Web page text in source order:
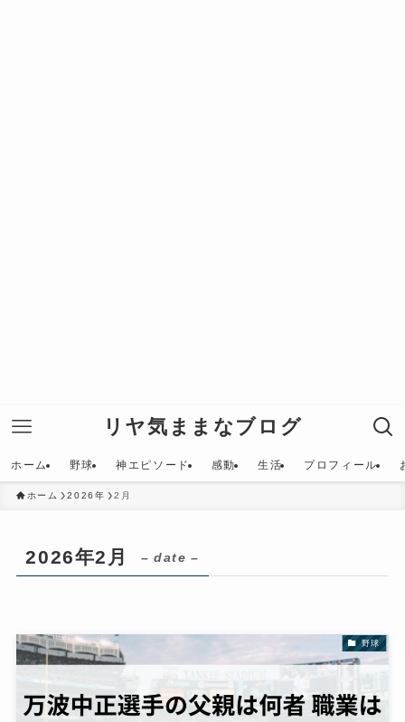
リヤ気ままなブログ
ホーム 野球 神エピソード 感動 生活 プロフィール
ホーム 2026年 2月
2026年2月 – date –
野球